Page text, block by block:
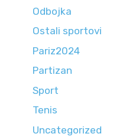
Odbojka
Ostali sportovi
Pariz2024
Partizan
Sport
Tenis
Uncategorized